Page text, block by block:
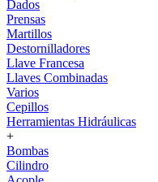
Dados
Prensas
Martillos
Destornilladores
Llave Francesa
Llaves Combinadas
Varios
Cepillos
Herramientas Hidráulicas
+
Bombas
Cilindro